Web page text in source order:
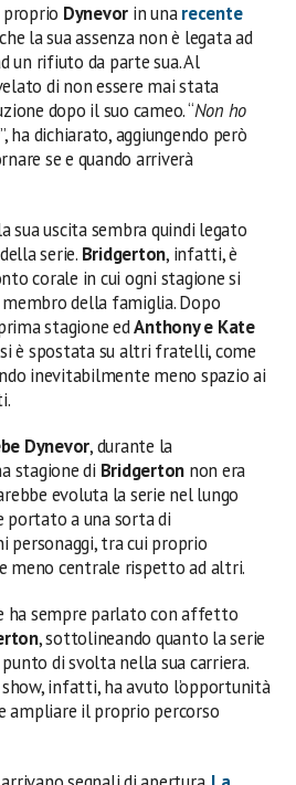
Dynevor in unarecente
la sua assenza non è legata ad
un rifiuto da parte sua. Al
di non essere mai stata
dopo il suo cameo. “Non ho
”, ha dichiarato, aggiungendo però
se e quando arriverà
sua uscita sembra quindi legato
serie. Bridgerton, infatti, è
corale in cui ogni stagione si
della famiglia. Dopo
stagione edAnthony e Kate
è spostata su altri fratelli, come
inevitabilmente meno spazio ai
Dynevor, durante la
stagione di Bridgerton non era
evoluta la serie nel lungo
portato a una sorta di
personaggi, tra cui proprio
meno centrale rispetto ad altri.
ha sempre parlato con affetto
, sottolineando quanto la serie
di svolta nella sua carriera.
infatti, ha avuto l’opportunità
ampliare il proprio percorso